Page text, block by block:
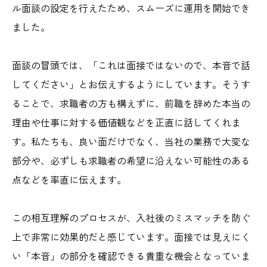
ル面談の設定を行えたため、スムーズに運用を開始でき
ました。
面談の冒頭では、「これは面接ではないので、本音で話
してください」とお伝えするようにしています。そうす
ることで、求職者の方も構えずに、前職を辞めた本当の
理由や仕事に対する価値観などを正直に話してくれま
す。私たちも、良い面だけでなく、当社の業務で大変な
部分や、必ずしも求職者の希望に沿えない可能性のある
点などを率直に伝えます。
この相互理解のプロセスが、入社後のミスマッチを防ぐ
上で非常に効果的だと感じています。面接では見えにく
い「本音」の部分を確認できる貴重な機会となっていま